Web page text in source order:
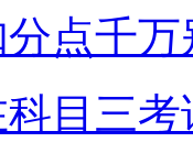
点千万
目三